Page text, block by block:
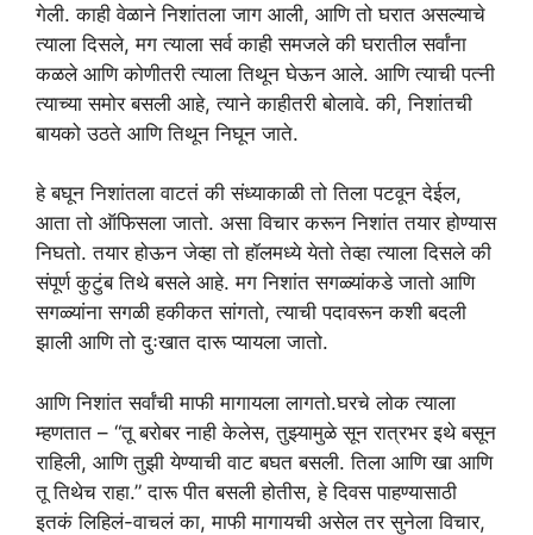
गेली. काही वेळाने निशांतला जाग आली, आणि तो घरात असल्याचे
त्याला दिसले, मग त्याला सर्व काही समजले की घरातील सर्वांना
कळले आणि कोणीतरी त्याला तिथून घेऊन आले. आणि त्याची पत्नी
त्याच्या समोर बसली आहे, त्याने काहीतरी बोलावे. की, निशांतची
बायको उठते आणि तिथून निघून जाते.
हे बघून निशांतला वाटतं की संध्याकाळी तो तिला पटवून देईल,
आता तो ऑफिसला जातो. असा विचार करून निशांत तयार होण्यास
निघतो. तयार होऊन जेव्हा तो हॉलमध्ये येतो तेव्हा त्याला दिसले की
संपूर्ण कुटुंब तिथे बसले आहे. मग निशांत सगळ्यांकडे जातो आणि
सगळ्यांना सगळी हकीकत सांगतो, त्याची पदावरून कशी बदली
झाली आणि तो दुःखात दारू प्यायला जातो.
आणि निशांत सर्वांची माफी मागायला लागतो.घरचे लोक त्याला
म्हणतात – “तू बरोबर नाही केलेस, तुझ्यामुळे सून रात्रभर इथे बसून
राहिली, आणि तुझी येण्याची वाट बघत बसली. तिला आणि खा आणि
तू तिथेच राहा.” दारू पीत बसली होतीस, हे दिवस पाहण्यासाठी
इतकं लिहिलं-वाचलं का, माफी मागायची असेल तर सुनेला विचार,